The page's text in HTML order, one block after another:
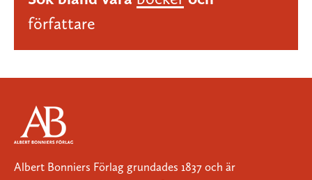
författare
Albert Bonniers Förlag grundades 1837 och är